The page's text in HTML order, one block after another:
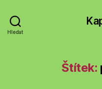
Hledat
Štítek: